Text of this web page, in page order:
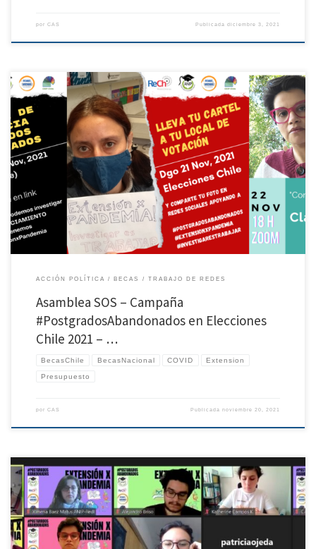
por CAS Publicadadiciembre 3, 2021
Se vienen varias actividades más próximas, para contar con su presencia y
participación. Es fundamental tener todo el apoyo posible especialmente en las
acciones para conseguir las extensiones de Becas por Pandemia para Becas Chile y
Nacionales. 1. Asamblea Postgrados Abandonados por Pandemia: Este sábado 20 de
noviembre a las 11 […]
ACCIÓN POLÍTICA BECAS TRABAJO DE REDES
Asamblea SOS – Campaña
#PostgradosAbandonados en Elecciones
Chile 2021 – …
BecasChile BecasNacional COVID Extension
Presupuesto
por CAS Publicadanoviembre 20, 2021
6 de noviembre de 2021 Por medio de la presente minuta, la Asociación Nacional de
Investigadores en Postgrado (ANIP), Redes Chilenas de Investigación (ReCh), el